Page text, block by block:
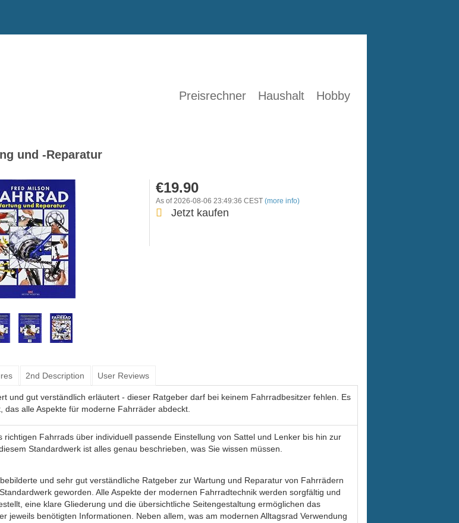
Preisrechner Haushalt Hobby
und -Reparatur
€19.90
As of 2026-08-06 23:49:36 CEST (more info)
Jetzt kaufen
2nd Description User Reviews
und gut verständlich erläutert - dieser Ratgeber darf bei keinem Fahrradbesitzer fehlen. Es
das alle Aspekte für moderne Fahrräder abdeckt.
richtigen Fahrrads über individuell passende Einstellung von Sattel und Lenker bis hin zur
Standardwerk ist alles genau beschrieben, was Sie wissen müssen.
und sehr gut verständliche Ratgeber zur Wartung und Reparatur von Fahrrädern
geworden. Alle Aspekte der modernen Fahrradtechnik werden sorgfältig und
eine klare Gliederung und die übersichtliche Seitengestaltung ermöglichen das
jeweils benötigten Informationen. Neben allem, was am modernen Alltagsrad Verwendung